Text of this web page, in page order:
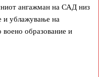
ангажман на САД низ
и ублажување на
образование и